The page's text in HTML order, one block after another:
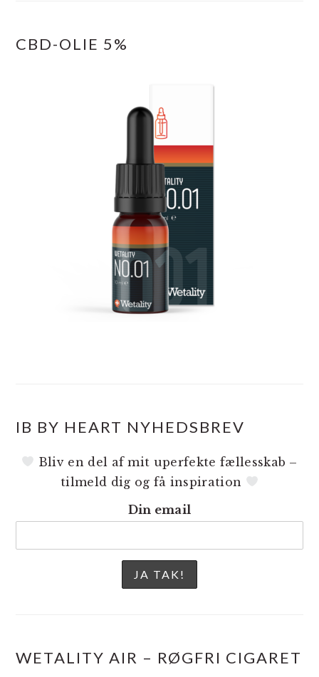
CBD-OLIE 5%
IB BY HEART NYHEDSBREV
Bliv en del af mit uperfekte fællesskab –
tilmeld dig og få inspiration
Din email
WETALITY AIR – RØGFRI CIGARET